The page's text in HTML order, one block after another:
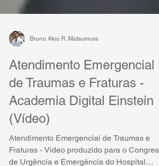
Atendimento Emergencial
de Traumas e Fraturas -
Academia Digital Einstein
(Vídeo)
Atendimento Emergencial de Traumas e
Fraturas - Vídeo produzido para o